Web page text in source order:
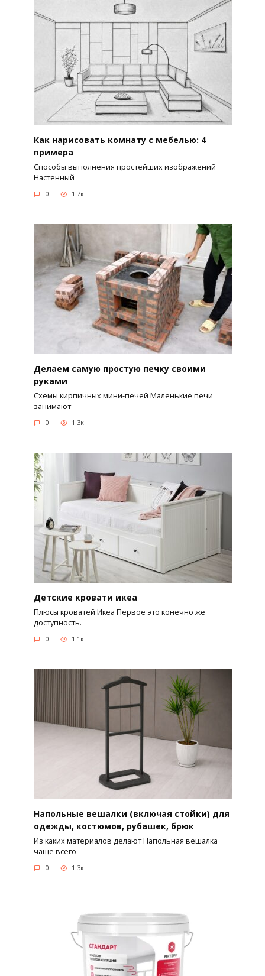
Как нарисовать комнату с мебелью: 4
примера
Способы выполнения простейших изображений
Настенный
0 1.7к.
Делаем самую простую печку своими
руками
Схемы кирпичных мини-печей Маленькие печи
занимают
0 1.3к.
Детские кровати икеа
Плюсы кроватей Икеа Первое это конечно же
доступность.
0 1.1к.
Напольные вешалки (включая стойки) для
одежды, костюмов, рубашек, брюк
Из каких материалов делают Напольная вешалка
чаще всего
0 1.3к.